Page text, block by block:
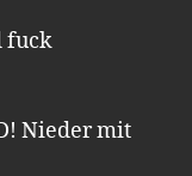
fuck
Nieder mit